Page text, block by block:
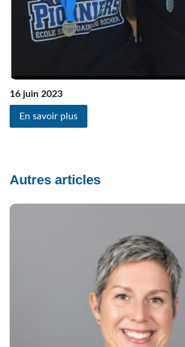
16 juin 2023
En savoir plus
Autres articles